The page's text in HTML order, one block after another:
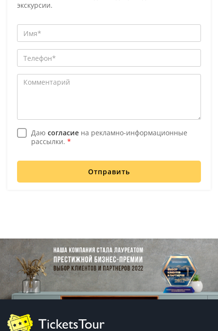
экскурсии.
Даю согласие на рекламно-информационные
рассылки. *
Отправить